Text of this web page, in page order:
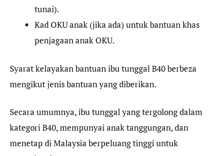
tunai).
Kad OKU anak (jika ada) untuk bantuan khas
penjagaan anak OKU.
Syarat kelayakan bantuan ibu tunggal B40 berbeza
mengikut jenis bantuan yang diberikan.
Secara umumnya, ibu tunggal yang tergolong dalam
kategori B40, mempunyai anak tanggungan, dan
menetap di Malaysia berpeluang tinggi untuk